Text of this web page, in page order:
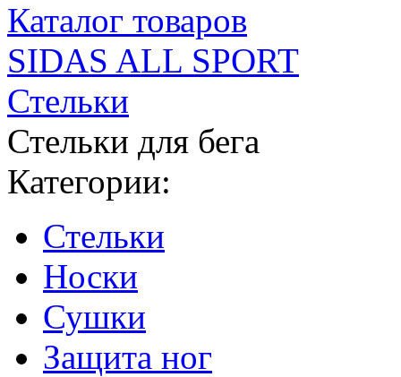
Каталог товаров
SIDAS ALL SPORT
Стельки
Стельки для бега
Категории:
Стельки
Носки
Сушки
Защита ног